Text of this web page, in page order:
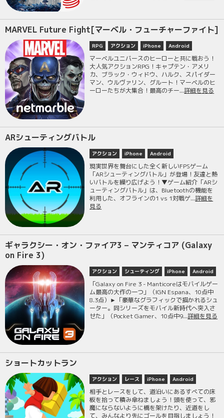
MARVEL Future Fight[マーベル・フューチャーファイト]
RPG アクション iPhone Android
マーベルユニバースのヒーローと共に戦おう！
大人気アクションRPG！キャプテン・アメリ
カ、ブラック・ウィドウ、ハルク、スパイダー
マン、ウルヴァリン、グルート！マーベルのヒ
ーローたちが大集合！最高のチー...詳細を見る
ARシューティングバトル
アクション iPhone Android
現実世界を舞台にした全く新しいFPSゲーム
「ARシューティングバトル」が登場！友達と熱
いバトルを繰り広げよう！▼ゲーム紹介「ARシ
ューティングバトル」は、Bluetoothの機能を
利用した、オフラインの1 vs 1対戦ゲ...詳細を
見る
ギャラクシー・オン・ファイア3 – マンティコア (Galaxy
on Fire 3)
アクション シューティング iPhone Android
「Galaxy on Fire 3 - Manticoreはモバイルゲー
ム最高の大作の一つ」（IGN Espana、10点中
8.3点）►「豪華なグラフィックで描かれるシュ
ーター。同シリーズをモバイル新時代へ突入さ
せた」（Pocket Gamer、10点中9...詳細を見る
ショートカットラン
アクション レース iPhone Android
相手とレースをして、道沿いにあるすべての床
板を拾って積み傘ねましょう！頭を使って、邪
魔にならないように橋を架けたり、近道をし
て、みんなより先にゴールを目指しましょう！